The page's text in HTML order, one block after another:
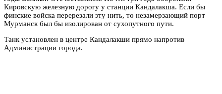
Кировскую железную дорогу у станции Кандалакша. Если бы
финские войска перерезали эту нить, то незамерзающий порт
Мурманск был бы изолирован от сухопутного пути.
Танк установлен в центре Кандалакши прямо напротив
Администрации города.